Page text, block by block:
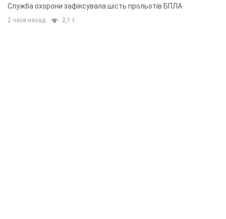
Служба охорони зафіксувала шість прольотів БПЛА
2 часа назад 2,1 т.